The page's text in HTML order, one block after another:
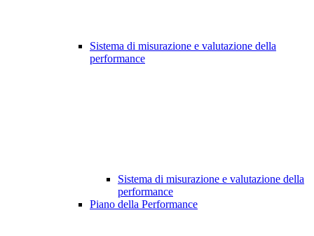
Sistema di misurazione e valutazione della
performance
Sistema di misurazione e valutazione della
performance
Piano della Performance